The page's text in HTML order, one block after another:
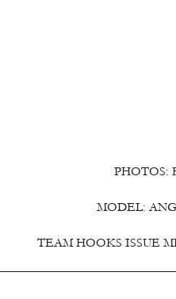
PHOTOS:
MODEL:
TEAM HOOKS ISSUE